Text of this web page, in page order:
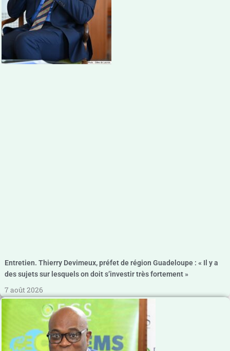
Entretien. Thierry Devimeux, préfet de région Guadeloupe : « Il y a
des sujets sur lesquels on doit s’investir très fortement »
7 août 2026